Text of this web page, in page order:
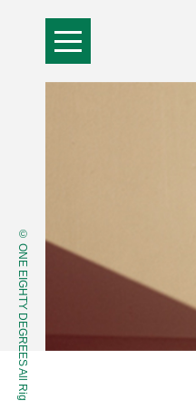
© ONE EIGHTY DEGREES All Rights Reserved.